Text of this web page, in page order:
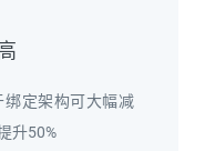
定架构可大幅减
升50%